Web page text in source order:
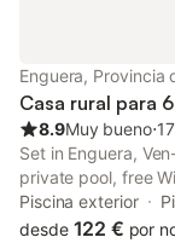
Enguera, Provincia
Casa rural para
8.9Muy bueno⋅
Set in Enguera,
private pool, free
drive. With pool
Piscina exterior
desde 122 € por